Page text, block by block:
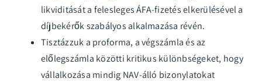
likviditását a felesleges ÁFA-fizetés elkerülésével a
díjbekérők szabályos alkalmazása révén.
Tisztázzuk a proforma, a végszámla és az
előlegszámla közötti kritikus különbségeket, hogy
vállalkozása mindig NAV-álló bizonylatokat